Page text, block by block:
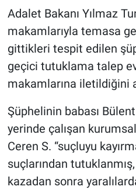
Adalet Bakanı Yılmaz
makamlarıyla temasa
gittikleri tespit edilen
geçici tutuklama talep
makamlarına iletildiğini
Şüphelinin babası
yerinde çalışan
Ceren S. “suçluyu
suçlarından
kazadan sonra